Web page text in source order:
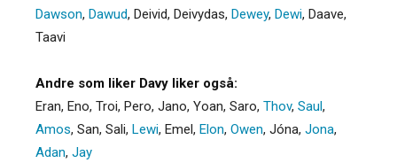
Dawson, Dawud, Deivid, Deivydas, Dewey, Dewi, Daave,
Taavi
Andre som liker Davy liker også:
Eran, Eno, Troi, Pero, Jano, Yoan, Saro, Thov, Saul,
Amos, San, Sali, Lewi, Emel, Elon, Owen, Jóna, Jona,
Adan, Jay